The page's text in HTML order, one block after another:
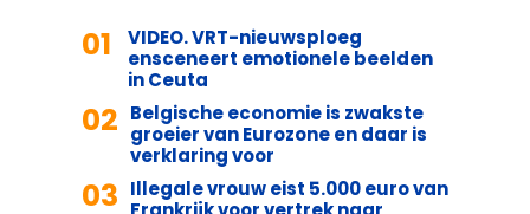
01
VIDEO. VRT-nieuwsploeg
ensceneert emotionele beelden
in Ceuta
02 Belgische economie is zwakste
groeier van Eurozone en daar is
verklaring voor
03 Illegale vrouw eist 5.000 euro van